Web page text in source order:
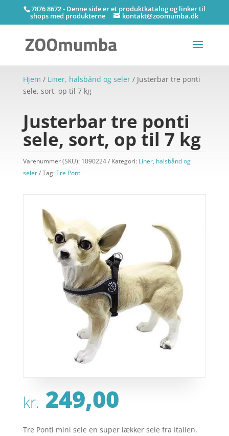
7876 8672 - Denne side er et produktkatalog og linker til
shops med produkterne kontakt@zoomumba.dk
Hjem / Liner, halsbånd og seler/ Justerbar tre ponti
sele, sort, op til 7 kg
Justerbar tre ponti
sele, sort, op til 7 kg
Varenummer (SKU): 1090224 Kategori: Liner, halsbånd og
seler
Tag:Tre Ponti
kr. 249,00
Tre Ponti mini sele en super lækker sele fra Italien.